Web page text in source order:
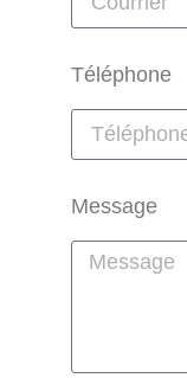
Téléphone
Message